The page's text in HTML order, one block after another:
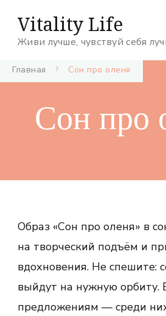
Vitality Life
Живи лучше, чувствуй себя
Главная Сон про оленя
Сон про
Образ «Сон про оленя» в
на творческий подъём и
вдохновения. Не спешите:
выйдут на нужную орбиту.
предложениям — среди